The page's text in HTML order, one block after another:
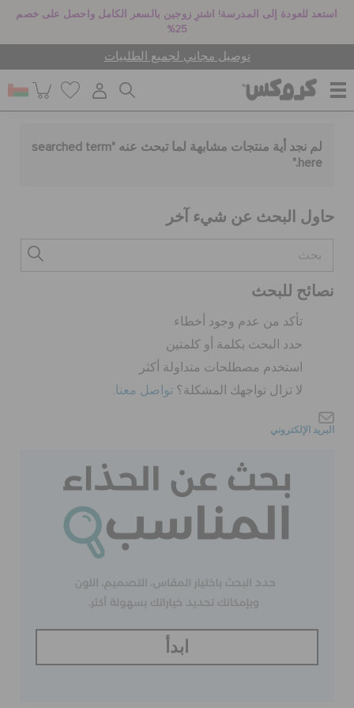
استعد للعودة إلى المدرسة! اشترِ زوجين بالسعر الكامل واحصل على خصم
25%
توصيل مجاني لجميع الطلبيات
للنساء
أطفال
جيبيتز تشارمز
كروكس لمكان العمل
تنزيلات
تسجيل الدخول / اشتراك
قائمة الامنيات
تحديد موقع المتجر
لم نجد أية منتجات مشابهة لما تبحث عنه "searched term
here
."
حاول البحث عن شيء آخر
نصائح للبحث
تأكد من عدم وجود أخطاء
حدد البحث بكلمة أو كلمتين
استخدم مصطلحات متداولة أكثر
لا تزال تواجهك المشكلة؟ تواصل معنا.
البريد الإلكتروني
ابدأ